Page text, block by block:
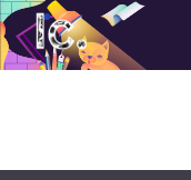
Illustratörcentrum